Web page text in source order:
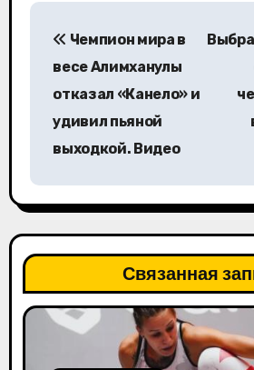
Н
а
ц
я
Чемпион мира в
весе Алимханулы
отказал «Канело» и
удивил пьяной
выходкой. Видео
Связанная